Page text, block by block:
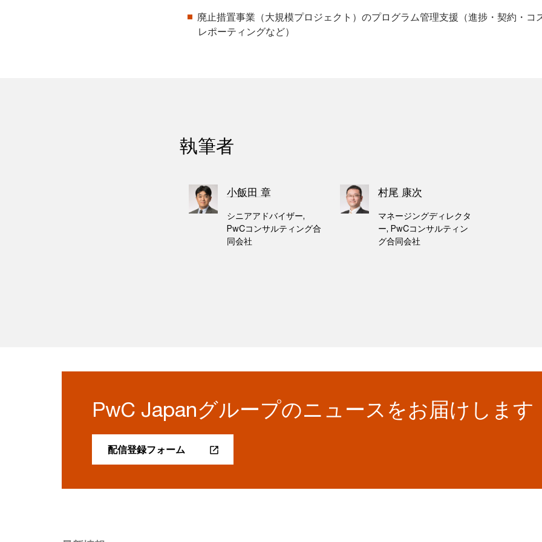
廃止措置事業（大規模プロジェクト）のプログラム管理支援（進捗・契約・コ
レポーティングなど）
執筆者
小飯田 章
シニアアドバイザー,
PwCコンサルティング合
同会社
村尾 康次
マネージングディレクタ
ー, PwCコンサルティン
グ合同会社
PwC Japanグループのニュースをお届けします
配信登録フォーム